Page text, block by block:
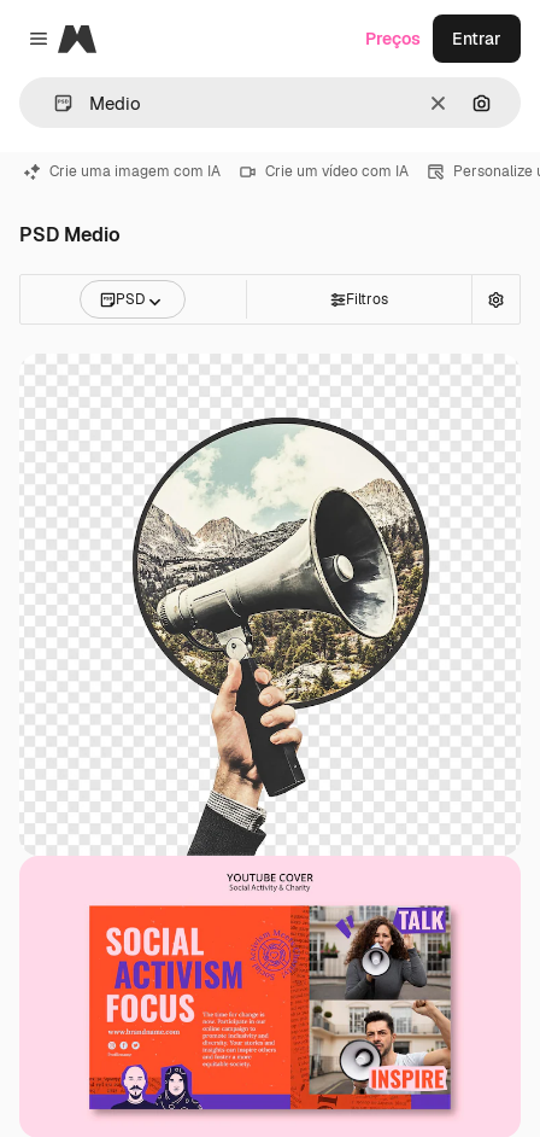
Close menu
Magnific
Limpar
Preços Entrar
Crie uma imagem com IA Crie um vídeo com IA Personalize
PSD Medio
PSD Filtros